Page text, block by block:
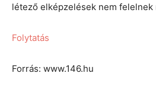
létező elképzelések nem felelnek
Folytatás
Forrás: www.146.hu